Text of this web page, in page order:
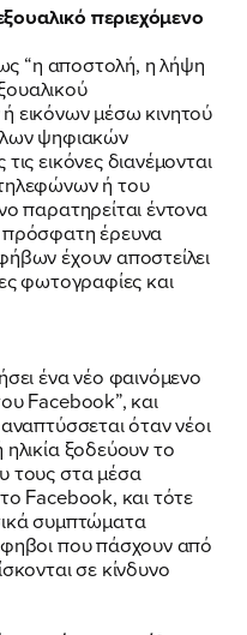
περιεχόμενο
“η αποστολή, η λήψη
εικόνων μέσω κινητού
ψηφιακών
εικόνες διανέμονται
ή του
παρατηρείται έντονα
έρευνα
έχουν αποστείλει
φωτογραφίες και
ένα νέο φαινόμενο
Facebook”, και
όταν νέοι
ξοδεύουν το
τους στα μέσα
Facebook, και τότε
συμπτώματα
που πάσχουν από
σε κίνδυνο